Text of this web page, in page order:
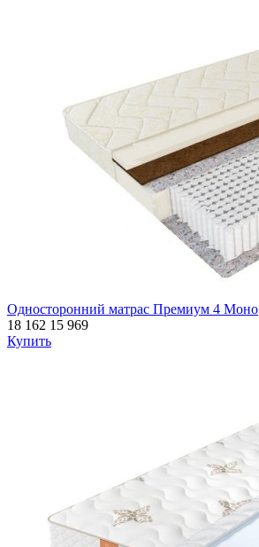
Односторонний матрас Премиум 4 Моно
18 162 15 969
Купить